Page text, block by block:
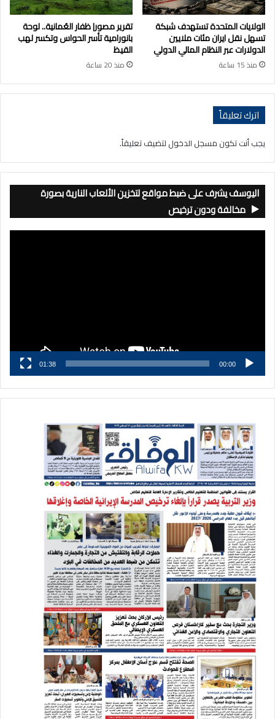
الولايات المتحدة تستهدف شبكة
تسهل نقل ايران مئات ملايين
الدولارات عبر النظام المالي الدولي
منذ 15 ساعة
تقرير مصور| ظفار العُمانية.. لوحة
بانورامية تأسر الحواس وتكسر لهب
القيظ
منذ 20 ساعة
اترك تعليقاً
يجب أنت تكون مسجل الدخول لتضيف تعليقاً.
اليوسف يشرف على ضبط مواقع لتخزين الألعاب النارية بصورة
مخالفة ودون ترخيص
00:00
01:38